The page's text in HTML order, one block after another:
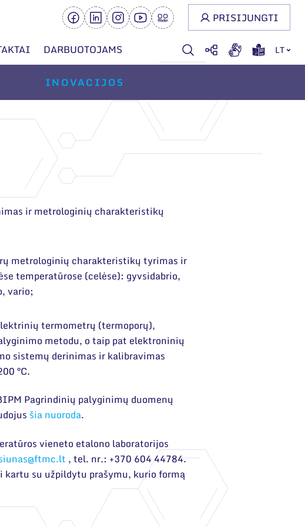
DARBUOTOJAMS LT
PRISIJUNGTI
INOVACIJOS
ir metrologinių charakteristikų
metrologinių charakteristikų tyrimas ir
temperatūrose (celėse): gyvsidabrio,
vario;
termometrų (termoporų),
metodu, o taip pat elektroninių
sistemų derinimas ir kalibravimas
°C.
Pagrindinių palyginimų duomenų
šia nuoroda.
vieneto etalono laboratorijos
, tel. nr.: +370 604 44784.
su užpildytu prašymu, kurio formą